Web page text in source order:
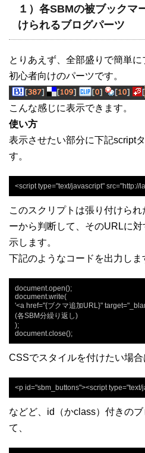
１）各SBMの被ブックマ
けられるブログパーツ
とりあえず、全部盛りで簡単
初心者向けのパーツです。
こんな感じに表示できます。
使い方
表示させたい部分に下記script
す。
<script type="text/javascript" src="http://
このスクリプトは張り付けら
ーから判断して、そのURLに
示します。
下記のようなコードを出力しま
document.open();
document.write(
'<a href="{ブクマ追加URL}"
(各SBM分繰り返し)
);
document.close();
CSSでスタイルを付けたい場合
<p id="sbm_buttons"><script
などど、id（かclass）付きの
て、